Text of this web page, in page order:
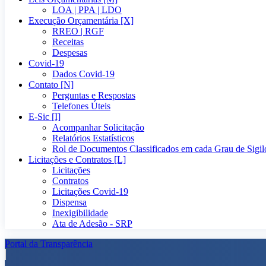
LOA | PPA | LDO
Execução Orçamentária [X]
RREO | RGF
Receitas
Despesas
Covid-19
Dados Covid-19
Contato [N]
Perguntas e Respostas
Telefones Úteis
E-Sic [I]
Acompanhar Solicitação
Relatórios Estatísticos
Rol de Documentos Classificados em cada Grau de
Licitações e Contratos [L]
Licitações
Contratos
Licitações Covid-19
Dispensa
Inexigibilidade
Ata de Adesão - SRP
Portal da Transparência